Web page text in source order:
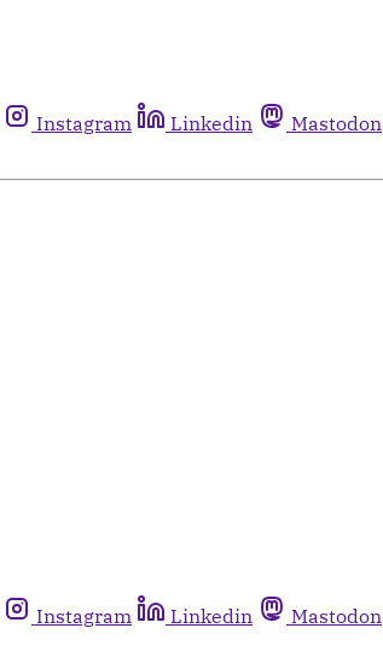
Instagram Linkedin Mastodon
Instagram Linkedin Mastodon